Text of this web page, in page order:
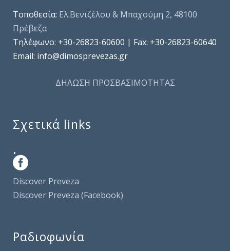
Τοποθεσία: Ελ.Βενιζέλου & Μπαχούμη 2, 48100
Πρέβεζα
Τηλέφωνo: +30-26823-60600 | Fax: +30-26823-60640
Email: info@dimosprevezas.gr
ΔΗΛΩΣΗ ΠΡΟΣΒΑΣΙΜΟΤΗΤΑΣ
Σχετικά links
.
Discover Preveza
Discover Preveza (Facebook)
Ραδιοφωνία